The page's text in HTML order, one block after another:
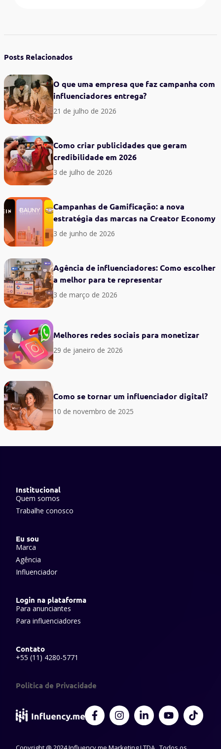
Posts Relacionados
O que uma empresa que faz campanha com
influenciadores entrega?
21 de julho de 2026
Como criar publicidades que geram
credibilidade em 2026
3 de julho de 2026
Campanhas de Gamificação: a nova
estratégia das marcas na Creator Economy
3 de junho de 2026
Agência de influenciadores: Como escolher
a melhor para te representar
3 de março de 2026
Melhores redes sociais para monetizar
29 de janeiro de 2026
Como se tornar um influenciador digital?
10 de novembro de 2025
Institucional
Quem somos
Trabalhe conosco
Eu sou
Marca
Agência
Influenciador
Login na plataforma
Para anunciantes
Para influenciadores
Contato
+55 (11) 4280-5771
Politica de Privacidade
F
a
c
I
n
s
L
i
n
Y
o
u
T
i
k